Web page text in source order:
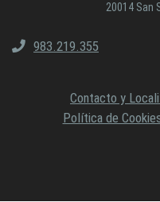
20014 San
983.219.355
Contacto y
Política de